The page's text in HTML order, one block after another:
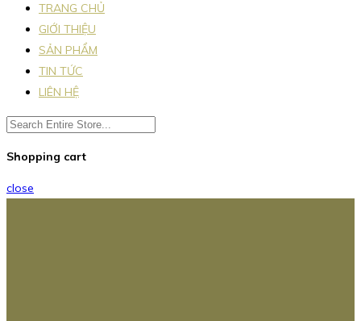
TRANG CHỦ
GIỚI THIỆU
SẢN PHẨM
TIN TỨC
LIÊN HỆ
Shopping cart
close